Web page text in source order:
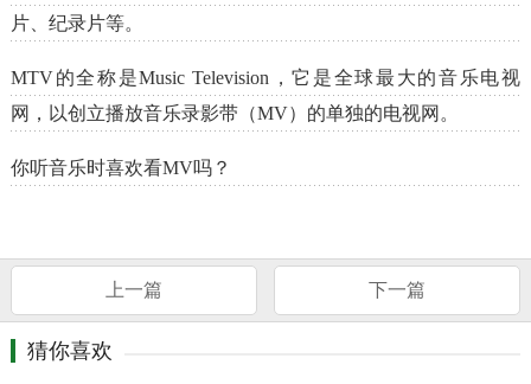
片、纪录片等。
MTV的全称是Music Television，它是全球最大的音乐电视
网，以创立播放音乐录影带（MV）的单独的电视网。
你听音乐时喜欢看MV吗？
上一篇 下一篇
猜你喜欢